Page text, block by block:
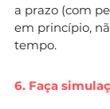
a prazo (com
em princípio,
tempo.
6. Faça